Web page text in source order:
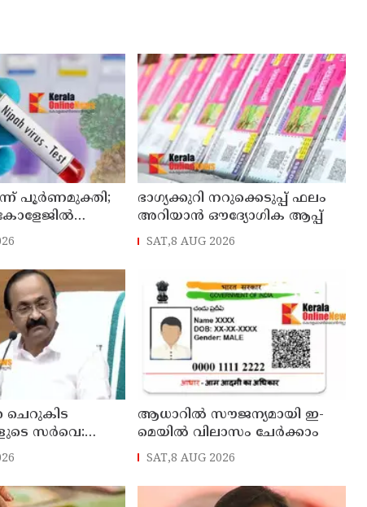
പൂർണമുക്തി;
43കാരൻ
ഭാഗ്യക്കുറി നറുക്കെടുപ്പ് ഫലം
അറിയാൻ ഔദ്യോഗിക ആപ്പ്
SAT,8 AUG 2026
സർവെ:
വി
ആധാറിൽ സൗജന്യമായി ഇ-
മെയിൽ വിലാസം ചേർക്കാം
SAT,8 AUG 2026